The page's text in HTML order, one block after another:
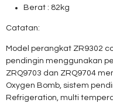
Berat : 82kg
Catatan:
Model perangkat ZR9302
pendingin menggunakan
ZRQ9703 dan ZRQ9704
Oxygen Bomb, sistem
Refrigeration, multi